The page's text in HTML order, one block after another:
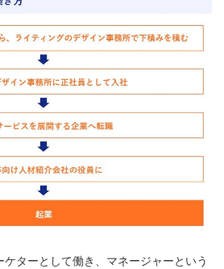
ターとして働き、マネージャーという